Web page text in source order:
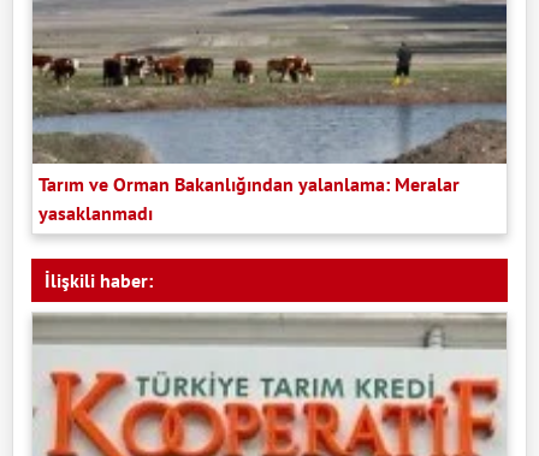
Tarım ve Orman Bakanlığından yalanlama: Meralar
yasaklanmadı
İlişkili haber: